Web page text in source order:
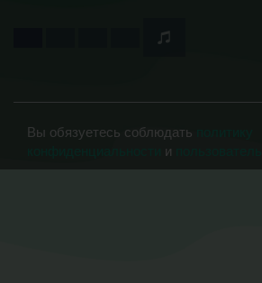
Вы обязуетесь соблюдать
и